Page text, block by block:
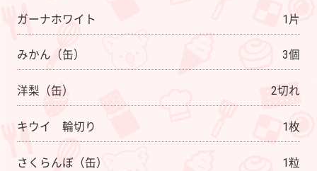
ガーナホワイト 1片
みかん（缶） 3個
洋梨（缶） 2切れ
キウイ 輪切り 1枚
さくらんぼ（缶） 1粒